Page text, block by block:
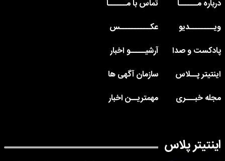
درباره مــــــا
تماس با مــــــا
ویــــــــدیو
عکــــــــــس
پادکست و صدا
آرشیـــــو اخبار
اینتیتر پــلاس
سازمان آگهی ها
مجله خبـــری
مهمتریــن اخبار
اینتیتر پلاس